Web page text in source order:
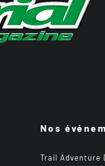
Nos
Trail Adventure